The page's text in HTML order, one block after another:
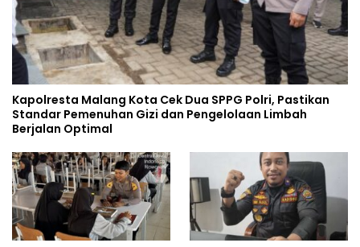
Kapolresta Malang Kota Cek Dua SPPG Polri, Pastikan
Standar Pemenuhan Gizi dan Pengelolaan Limbah
Berjalan Optimal